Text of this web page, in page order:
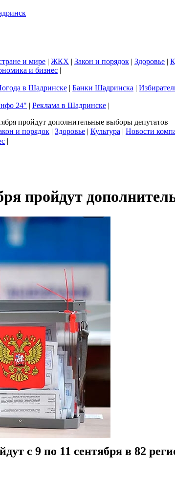
и мире | ЖКХ | Закон и порядок | Здоровье |
и бизнес |
в Шадринске | Банки Шадринска |
24" | Реклама в Шадринске |
пройдут дополнительные выборы депутатов
и порядок | Здоровье | Культура | Новости
|
пройдут
с 9 по 11 сентября в 82